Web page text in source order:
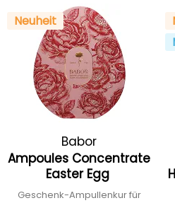
Neuheit
Babor
Ampoules Concentrate
Easter Egg
Geschenk-Ampullenkur für